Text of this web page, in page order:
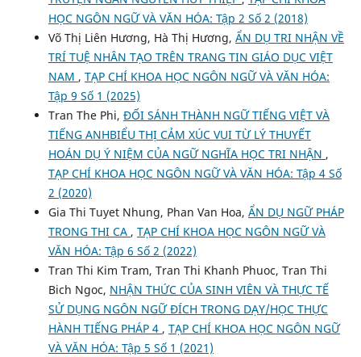
HỌC NGÔN NGỮ VÀ VĂN HÓA: Tập 2 Số 2 (2018)
Võ Thị Liên Hương, Hà Thị Hương, ẨN DỤ TRI NHẬN VỀ
TRÍ TUỆ NHÂN TẠO TRÊN TRANG TIN GIÁO DỤC VIỆT
NAM , TẠP CHÍ KHOA HỌC NGÔN NGỮ VÀ VĂN HÓA:
Tập 9 Số 1 (2025)
Tran The Phi, ĐỐI SÁNH THÀNH NGỮ TIẾNG VIỆT VÀ
TIẾNG ANHBIỂU THỊ CẢM XÚC VUI TỪ LÝ THUYẾT
HOÁN DỤ Ý NIỆM CỦA NGỮ NGHĨA HỌC TRI NHẬN ,
TẠP CHÍ KHOA HỌC NGÔN NGỮ VÀ VĂN HÓA: Tập 4 Số
2 (2020)
Gia Thi Tuyet Nhung, Phan Van Hoa, ẨN DỤ NGỮ PHÁP
TRONG THI CA , TẠP CHÍ KHOA HỌC NGÔN NGỮ VÀ
VĂN HÓA: Tập 6 Số 2 (2022)
Tran Thi Kim Tram, Tran Thi Khanh Phuoc, Tran Thi
Bich Ngoc, NHẬN THỨC CỦA SINH VIÊN VÀ THỰC TẾ
SỬ DỤNG NGÔN NGỮ ĐÍCH TRONG DẠY/HỌC THỰC
HÀNH TIẾNG PHÁP 4 , TẠP CHÍ KHOA HỌC NGÔN NGỮ
VÀ VĂN HÓA: Tập 5 Số 1 (2021)